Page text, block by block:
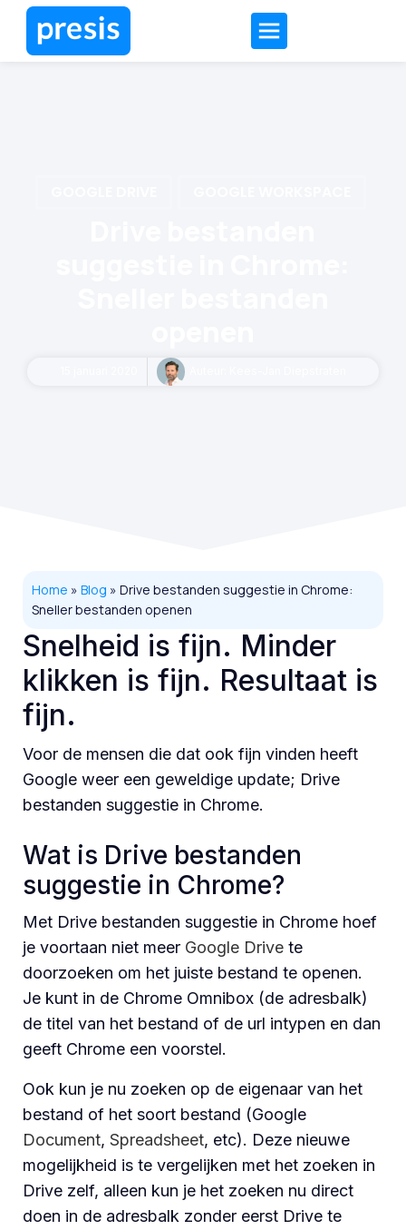
Home » Blog » Drive bestanden suggestie in Chrome:
Sneller bestanden openen
Snelheid is fijn. Minder
klikken is fijn. Resultaat is
fijn.
Voor de mensen die dat ook fijn vinden heeft
Google weer een geweldige update; Drive
bestanden suggestie in Chrome.
Wat is Drive bestanden
suggestie in Chrome?
Met Drive bestanden suggestie in Chrome hoef
je voortaan niet meer Google Drive te
doorzoeken om het juiste bestand te openen.
Je kunt in de Chrome Omnibox (de adresbalk)
de titel van het bestand of de url intypen en dan
geeft Chrome een voorstel.
Ook kun je nu zoeken op de eigenaar van het
bestand of het soort bestand (Google
Document, Spreadsheet, etc). Deze nieuwe
mogelijkheid is te vergelijken met het zoeken in
Drive zelf, alleen kun je het zoeken nu direct
doen in de adresbalk zonder eerst Drive te